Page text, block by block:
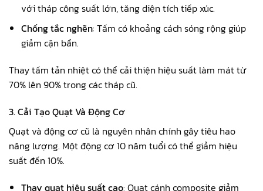
với tháp công suất lớn, tăng diện tích tiếp xúc.
Chống tắc nghẽn: Tấm có khoảng cách sóng rộng giúp
giảm cặn bẩn.
Thay tấm tản nhiệt có thể cải thiện hiệu suất làm mát từ
70% lên 90% trong các tháp cũ.
3. Cải Tạo Quạt Và Động Cơ
Quạt và động cơ cũ là nguyên nhân chính gây tiêu hao
năng lượng. Một động cơ 10 năm tuổi có thể giảm hiệu
suất đến 10%.
Thay quạt hiệu suất cao: Quạt cánh composite giảm